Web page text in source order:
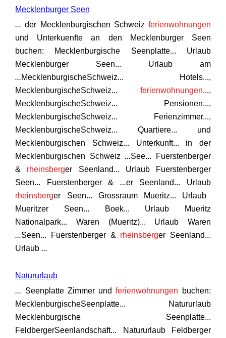
Mecklenburger Seen
...der Mecklenburgischen Schweiz ferienwohnungen
und Unterkuenfte an den Mecklenburger Seen
buchen: Mecklenburgische Seenplatte... Urlaub
Mecklenburger Seen... Urlaub am
...MecklenburgischeSchweiz... Hotels...,
MecklenburgischeSchweiz... ferienwohnungen...,
MecklenburgischeSchweiz... Pensionen...,
MecklenburgischeSchweiz... Ferienzimmer...,
MecklenburgischeSchweiz... Quartiere... und
Mecklenburgischen Schweiz... Unterkunft... in der
Mecklenburgischen Schweiz...See... Fuerstenberger
& rheinsberger Seenland... Urlaub Fuerstenberger
Seen... Fuerstenberger & ...er Seenland... Urlaub
rheinsberger Seen... Grossraum Mueritz... Urlaub
Mueritzer Seen... Boek... Urlaub Mueritz
Nationalpark... Waren (Mueritz)... Urlaub Waren
...Seen... Fuerstenberger & rheinsberger Seenland...
Urlaub...
Natururlaub
... Seenplatte Zimmer und ferienwohnungen
buchen:
MecklenburgischeSeenplatte... Natururlaub
Mecklenburgische Seenplatte...
FeldbergerSeenlandschaft... Natururlaub Feldberger